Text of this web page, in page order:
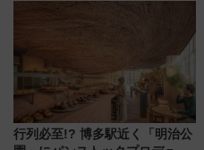
行列必至!? 博多駅近く「明治公